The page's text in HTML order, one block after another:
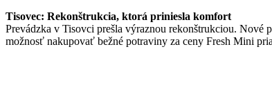
Tisovec: Rekonštrukcia, ktorá priniesla komfort
Prevádzka v Tisovci prešla výraznou rekonštrukciou. Nové
možnosť nakupovať bežné potraviny za ceny Fresh Mini